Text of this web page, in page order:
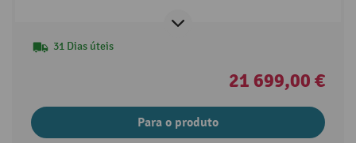
31 Dias úteis
21 699,00 €
Para o produto